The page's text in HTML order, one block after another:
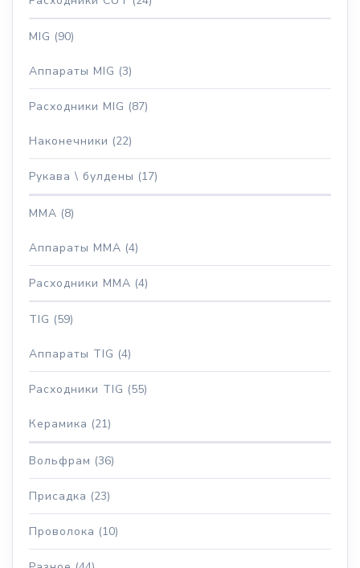
MIG (90)
Аппараты MIG (3)
Расходники MIG (87)
Наконечники (22)
Рукава \ булдены (17)
MMA (8)
Аппараты MMA (4)
Расходники MMA (4)
TIG (59)
Аппараты TIG (4)
Расходники TIG (55)
Керамика (21)
Вольфрам (36)
Присадка (23)
Проволока (10)